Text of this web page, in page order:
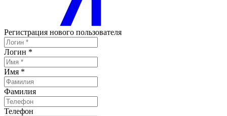
Регистрация нового пользователя
Логин *
Имя *
Фамилия
Телефон